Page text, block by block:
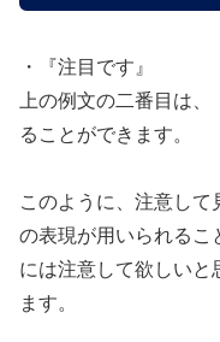
・『注目です』
上の例文の二番目は、
ることができます。
このように、注意して
の表現が用いられるこ
には注意して欲しい
ます。